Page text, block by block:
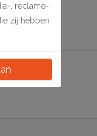
, reclame-
zij hebben